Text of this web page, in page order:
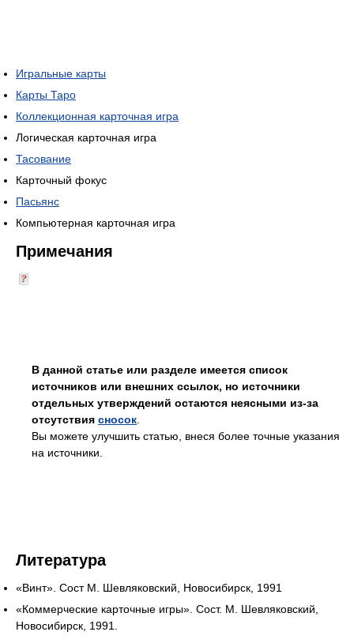
Игральные карты
Карты Таро
Коллекционная карточная игра
Логическая карточная игра
Тасование
Карточный фокус
Пасьянс
Компьютерная карточная игра
Примечания
В данной статье или разделе имеется список
источников или внешних ссылок, но источники
отдельных утверждений остаются неясными из-за
отсутствия сносок
Вы можете улучшить статью, внеся более точные указания
на источники.
Литература
«Винт». Сост М. Шевляковский, Новосибирск, 1991
«Коммерческие карточные игры». Сост. М. Шевляковский,
Новосибирск, 1991.